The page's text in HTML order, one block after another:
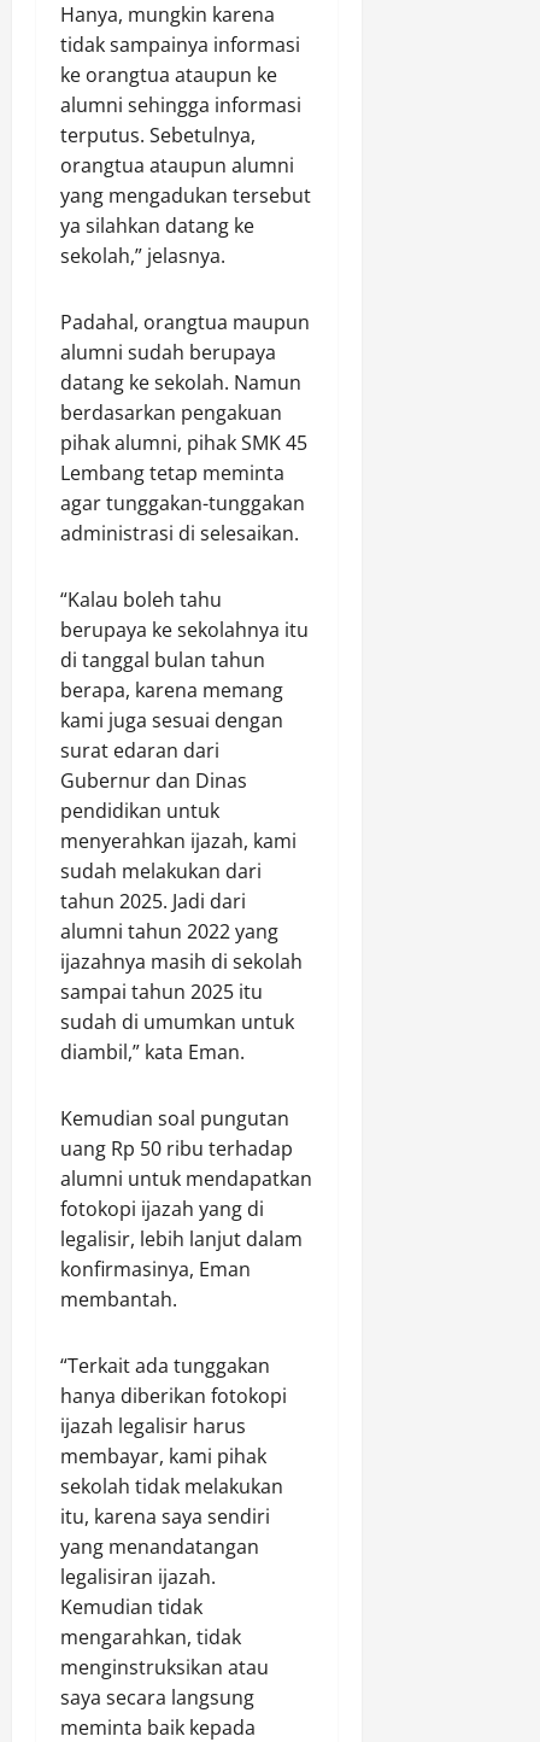
Hanya, mungkin karena
tidak sampainya informasi
ke orangtua ataupun ke
alumni sehingga informasi
terputus. Sebetulnya,
orangtua ataupun alumni
yang mengadukan tersebut
ya silahkan datang ke
sekolah,” jelasnya.
Padahal, orangtua maupun
alumni sudah berupaya
datang ke sekolah. Namun
berdasarkan pengakuan
pihak alumni, pihak SMK 45
Lembang tetap meminta
agar tunggakan-tunggakan
administrasi di selesaikan.
“Kalau boleh tahu
berupaya ke sekolahnya itu
di tanggal bulan tahun
berapa, karena memang
kami juga sesuai dengan
surat edaran dari
Gubernur dan Dinas
pendidikan untuk
menyerahkan ijazah, kami
sudah melakukan dari
tahun 2025. Jadi dari
alumni tahun 2022 yang
ijazahnya masih di sekolah
sampai tahun 2025 itu
sudah di umumkan untuk
diambil,” kata Eman.
Kemudian soal pungutan
uang Rp 50 ribu terhadap
alumni untuk mendapatkan
fotokopi ijazah yang di
legalisir, lebih lanjut dalam
konfirmasinya, Eman
membantah.
“Terkait ada tunggakan
hanya diberikan fotokopi
ijazah legalisir harus
membayar, kami pihak
sekolah tidak melakukan
itu, karena saya sendiri
yang menandatangan
legalisiran ijazah.
Kemudian tidak
mengarahkan, tidak
menginstruksikan atau
saya secara langsung
meminta baik kepada